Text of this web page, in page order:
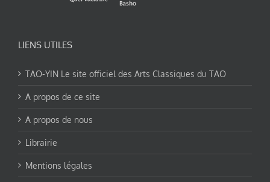
LIENS UTILES
TAO-YIN Le site officiel des Arts Classiques du TAO
A propos de ce site
A propos de nous
Librairie
Mentions légales